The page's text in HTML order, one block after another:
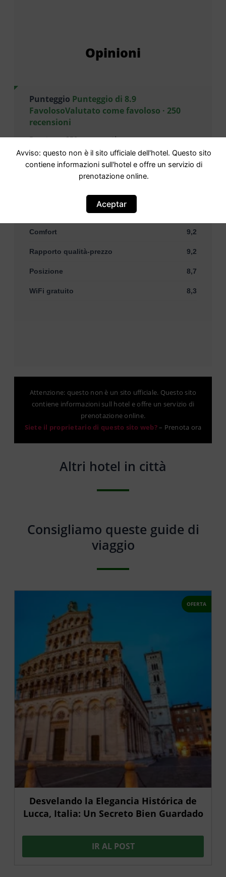
Opinioni
Punteggio Punteggio di 8.9
FavolosoValutato come favoloso · 250
recensioni
Basato su250 commenti
Comfort 9,2
Rapporto qualità-prezzo 9,2
Posizione 8,7
WiFi gratuito 8,3
Attenzione: questo non è un sito ufficiale. Questo sito
contiene informazioni sull hotel e offre un servizio di
prenotazione online.
Siete il proprietario di questo sito web?– Prenota ora
Altri hotel in città
Consigliamo queste guide di
viaggio
OFERTA
Desvelando la Elegancia Histórica de
Lucca, Italia: Un Secreto Bien Guardado
IR AL POST
Avviso: questo non è il sito ufficiale dell'hotel. Questo sito
contiene informazioni sull'hotel e offre un servizio di
prenotazione online.
Aceptar